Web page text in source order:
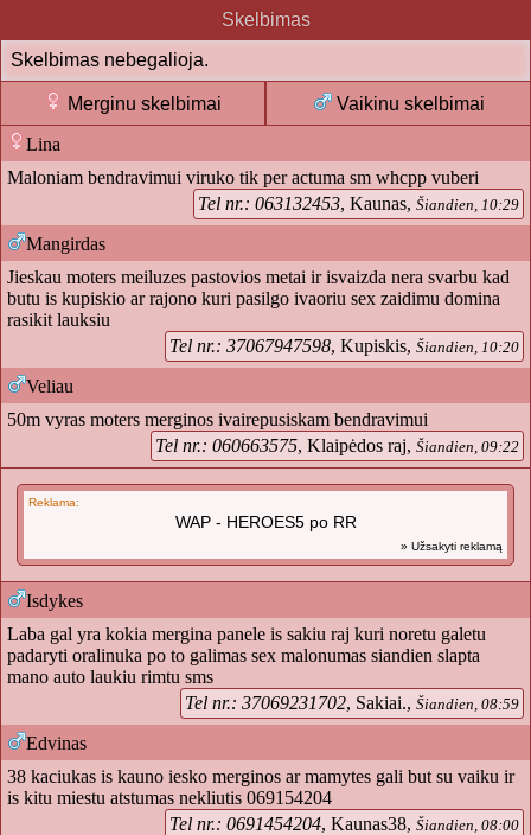
Skelbimas
Skelbimas nebegalioja.
Merginu skelbimai
Vaikinu skelbimai
Lina
Maloniam bendravimui viruko tik per actuma sm whcpp vuberi
Tel nr.: 063132453, Kaunas, Šiandien, 10:29
Mangirdas
Jieskau moters meiluzes pastovios metai ir isvaizda nera svarbu kad
butu is kupiskio ar rajono kuri pasilgo ivaoriu sex zaidimu domina
rasikit lauksiu
Tel nr.: 37067947598, Kupiskis, Šiandien, 10:20
Veliau
50m vyras moters merginos ivairepusiskam bendravimui
Tel nr.: 060663575, Klaipėdos raj, Šiandien, 09:22
Reklama:
WAP - HEROES5 po RR
» Užsakyti reklamą
Isdykes
Laba gal yra kokia mergina panele is sakiu raj kuri noretu galetu
padaryti oralinuka po to galimas sex malonumas siandien slapta
mano auto laukiu rimtu sms
Tel nr.: 37069231702, Sakiai., Šiandien, 08:59
Edvinas
38 kaciukas is kauno iesko merginos ar mamytes gali but su vaiku ir
is kitu miestu atstumas nekliutis 069154204
Tel nr.: 0691454204, Kaunas38, Šiandien, 08:00